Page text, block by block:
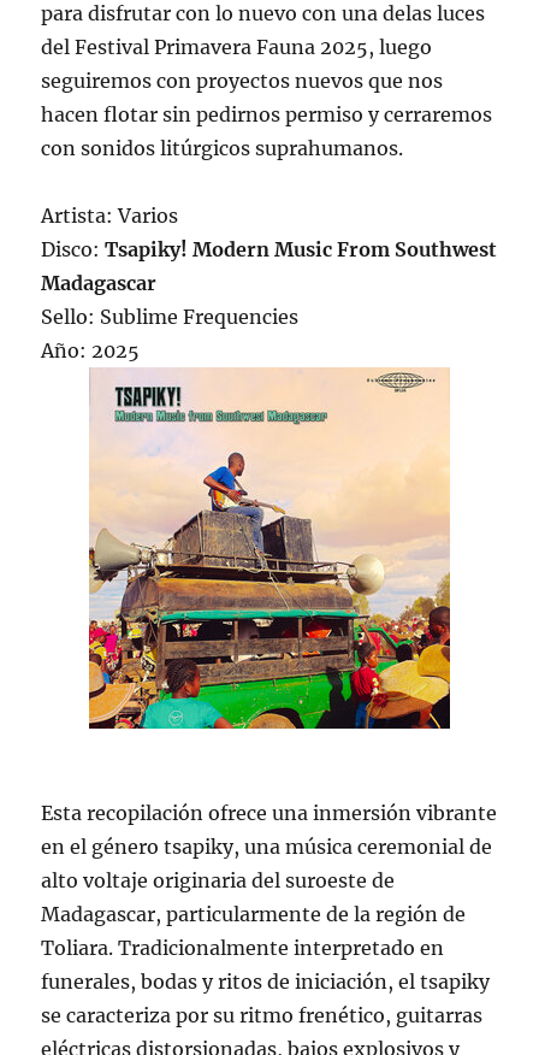
para disfrutar con lo nuevo con una delas luces
del Festival Primavera Fauna 2025, luego
seguiremos con proyectos nuevos que nos
hacen flotar sin pedirnos permiso y cerraremos
con sonidos litúrgicos suprahumanos.
Artista: Varios
Disco:Tsapiky! Modern Music From Southwest
Madagascar
Sello: Sublime Frequencies
Año: 2025
Esta recopilación ofrece una inmersión vibrante
en el género tsapiky, una música ceremonial de
alto voltaje originaria del suroeste de
Madagascar, particularmente de la región de
Toliara. Tradicionalmente interpretado en
funerales, bodas y ritos de iniciación, el tsapiky
se caracteriza por su ritmo frenético, guitarras
eléctricas distorsionadas, bajos explosivos y